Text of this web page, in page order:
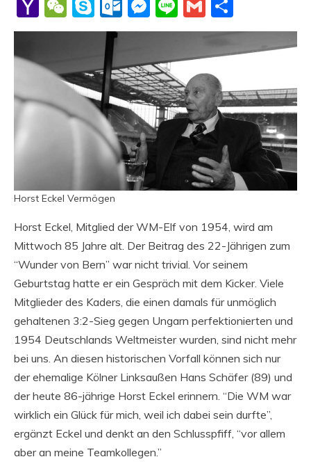
Yahoo
Mail
WeChat
SkypeOutlook.com
Messenger
LineGmail
Horst Eckel Vermögen
Horst Eckel, Mitglied der WM-Elf von 1954, wird am
Mittwoch 85 Jahre alt. Der Beitrag des 22-Jährigen zum
“Wunder von Bern” war nicht trivial. Vor seinem
Geburtstag hatte er ein Gespräch mit dem Kicker. Viele
Mitglieder des Kaders, die einen damals für unmöglich
gehaltenen 3:2-Sieg gegen Ungarn perfektionierten und
1954 Deutschlands Weltmeister wurden, sind nicht mehr
bei uns. An diesen historischen Vorfall können sich nur
der ehemalige Kölner Linksaußen Hans Schäfer (89) und
der heute 86-jährige Horst Eckel erinnern. “Die WM war
wirklich ein Glück für mich, weil ich dabei sein durfte”,
ergänzt Eckel und denkt an den Schlusspfiff, “vor allem
aber an meine Teamkollegen.”